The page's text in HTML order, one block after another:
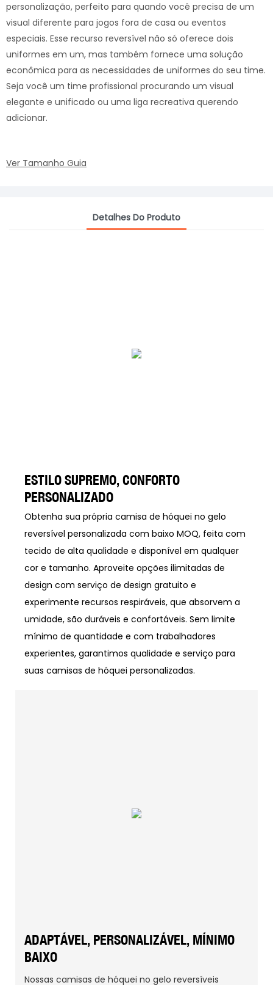
personalização, perfeito para quando você precisa de um
visual diferente para jogos fora de casa ou eventos
especiais. Esse recurso reversível não só oferece dois
uniformes em um, mas também fornece uma solução
econômica para as necessidades de uniformes do seu time.
Seja você um time profissional procurando um visual
elegante e unificado ou uma liga recreativa querendo
adicionar.
Ver Tamanho Guia
Detalhes Do Produto
ESTILO SUPREMO, CONFORTO
PERSONALIZADO
Obtenha sua própria camisa de hóquei no gelo
reversível personalizada com baixo MOQ, feita com
tecido de alta qualidade e disponível em qualquer
cor e tamanho. Aproveite opções ilimitadas de
design com serviço de design gratuito e
experimente recursos respiráveis, que absorvem a
umidade, são duráveis e confortáveis. Sem limite
mínimo de quantidade e com trabalhadores
experientes, garantimos qualidade e serviço para
suas camisas de hóquei personalizadas.
ADAPTÁVEL, PERSONALIZÁVEL, MÍNIMO
BAIXO
Nossas camisas de hóquei no gelo reversíveis